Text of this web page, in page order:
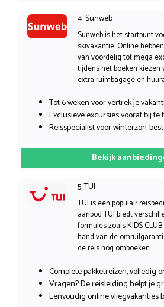
4. Sunweb
Sunweb is het startpunt
skivakantie. Online
van voordelig tot mega
tijdens het boeken kiezen
extra ruimbagage en
Tot 6 weken voor vertrek je
Exclusieve excursies vooraf bij te
Reisspecialist voor winterzon-
Bekijk
5. TUI
TUI is een populair
aanbod TUI biedt
formules zoals KIDS
hand van de
de reis nog omboeken.
Complete pakketreizen, volledig
Vragen? De reisleiding helpt je
Eenvoudig online vliegvakanties